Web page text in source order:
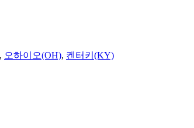
, 오하이오(OH), 켄터키(KY)